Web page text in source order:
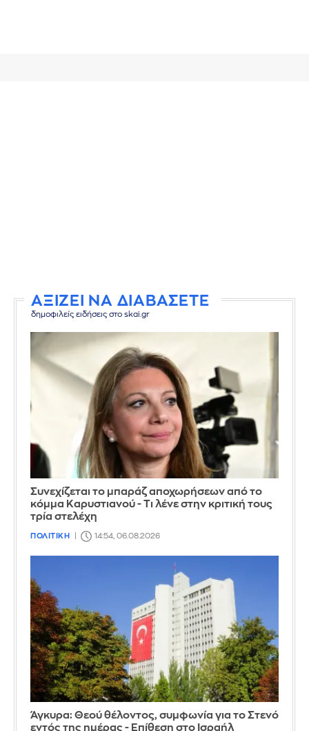
ΑΞΙΖΕΙ ΝΑ ΔΙΑΒΑΣΕΤΕ
δημοφιλείς ειδήσεις στο skai.gr
Συνεχίζεται το μπαράζ αποχωρήσεων από το
κόμμα Καρυστιανού - Τι λένε στην κριτική τους
τρία στελέχη
ΠΟΛΙΤΙΚΗ 14:54, 06.08.2026
Άγκυρα: Θεού θέλοντος, συμφωνία για το Στενό
εντός της ημέρας - Επίθεση στο Ισραήλ